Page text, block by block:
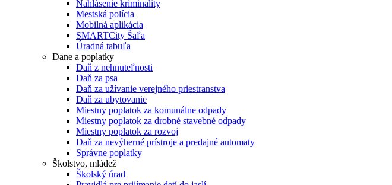
Nahlásenie kriminality
Mestská polícia
Mobilná aplikácia
SMARTCity Šaľa
Úradná tabuľa
Dane a poplatky
Daň z nehnuteľnosti
Daň za psa
Daň za užívanie verejného priestranstva
Daň za ubytovanie
Miestny poplatok za komunálne odpady
Miestny poplatok za drobné stavebné odpady
Miestny poplatok za rozvoj
Daň za nevýherné prístroje a predajné automaty
Správne poplatky
Školstvo, mládež
Školský úrad